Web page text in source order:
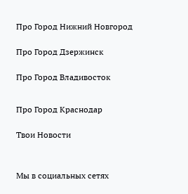
Про Город Нижний Новгород
Про Город Дзержинск
Про Город Владивосток
Про Город Краснодар
Твои Новости
Мы в социальных сетях